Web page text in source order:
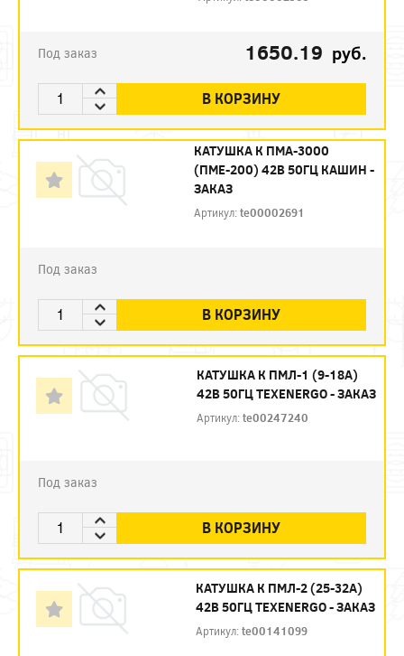
Под заказ 1650.19 руб.
В КОРЗИНУ
КАТУШКА К ПМА-3000
(ПМЕ-200) 42В 50ГЦ КАШИН -
ЗАКАЗ
Артикул:te00002691
Под заказ
В КОРЗИНУ
КАТУШКА К ПМЛ-1 (9-18А)
42В 50ГЦ TEXENERGO - ЗАКАЗ
Артикул:te00247240
Под заказ
В КОРЗИНУ
КАТУШКА К ПМЛ-2 (25-32А)
42В 50ГЦ TEXENERGO - ЗАКАЗ
Артикул:te00141099